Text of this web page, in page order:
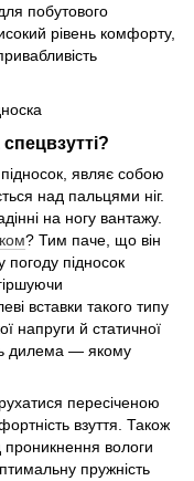
побутового
рівень комфорту,
підносок, являє собою
над пальцями ніг.
на ногу вантажу.
? Тим паче, що він
погоду підносок
вставки такого типу
напруги й статичної
дилема — якому
пересіченою
взуття. Також
проникнення вологи
пружність